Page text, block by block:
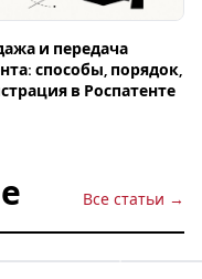
и передача
способы, порядок,
в Роспатенте
Все статьи →